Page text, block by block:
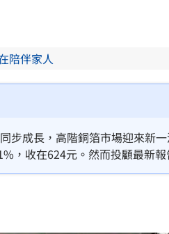
陪伴家人
步成長，高階銅箔市場迎來新
，收在624元。然而投顧最新
由「買進」調降至「持有、優